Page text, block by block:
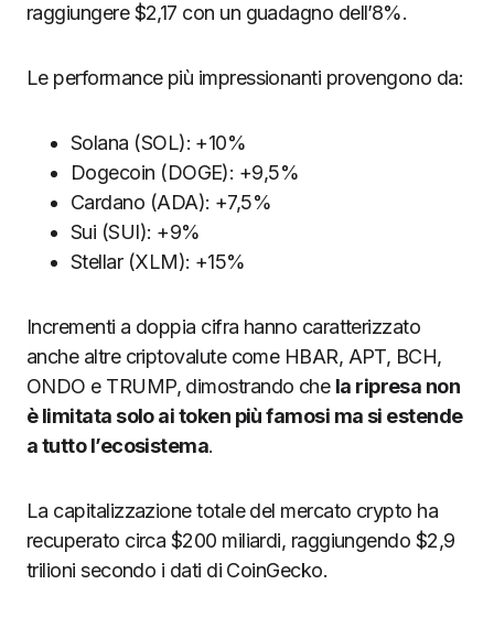
raggiungere $2,17 con un guadagno dell’8%.
Le performance più impressionanti provengono da:
Solana (SOL): +10%
Dogecoin (DOGE): +9,5%
Cardano (ADA): +7,5%
Sui (SUI): +9%
Stellar (XLM): +15%
Incrementi a doppia cifra hanno caratterizzato
anche altre criptovalute come HBAR, APT, BCH,
ONDO e TRUMP, dimostrando che la ripresa non
è limitata solo ai token più famosi ma si estende
a tutto l’ecosistema.
La capitalizzazione totale del mercato crypto ha
recuperato circa $200 miliardi, raggiungendo $2,9
trilioni secondo i dati di CoinGecko.